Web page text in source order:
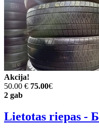
Akcija!
50.00 € 75.00€
2 gab
Lietotas riepas -